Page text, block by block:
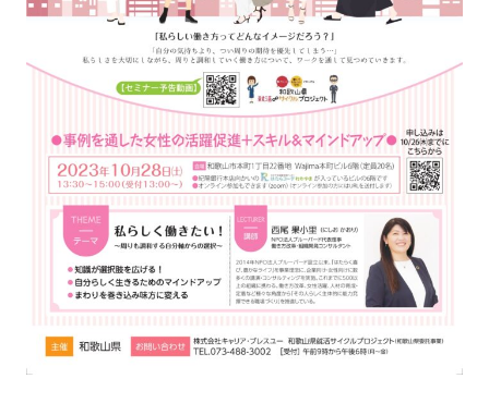
コンプライアンス基本方針
個人情報の取扱について
個人情報保護方針
反社会的勢力排除方針
派遣事業者行動指針